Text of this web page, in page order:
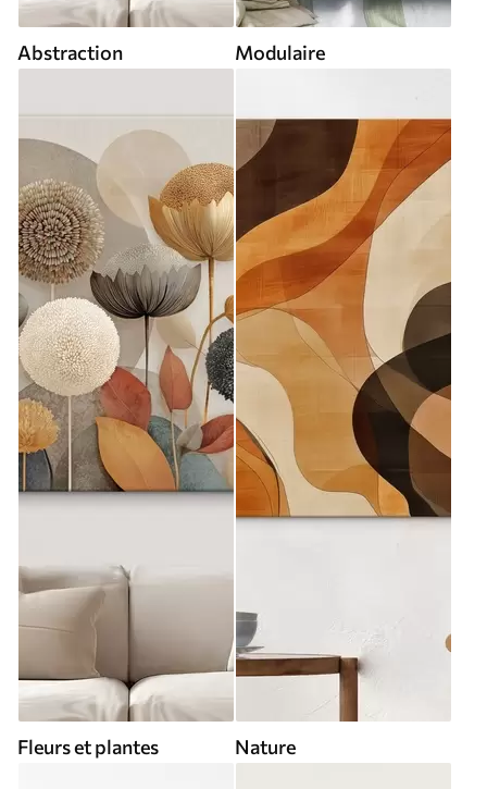
Abstraction Modulaire
Fleurs et plantes Nature